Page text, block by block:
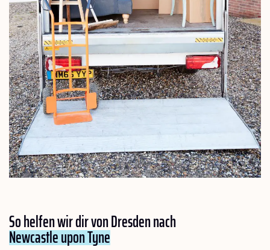
So helfen wir dir von Dresden nach
Newcastle upon Tyne